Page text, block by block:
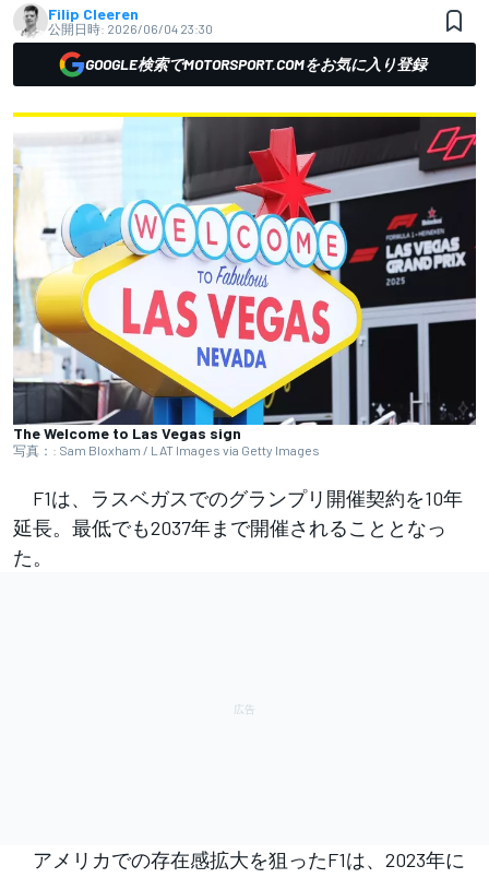
Filip Cleeren
公開日時: 2026/06/04 23:30
GOOGLE検索でMOTORSPORT.COMをお気に入り登録
The Welcome to Las Vegas sign
写真：: Sam Bloxham / LAT Images via Getty Images
F1は、ラスベガスでのグランプリ開催契約を10年
延長。最低でも2037年まで開催されることとなっ
た。
アメリカでの存在感拡大を狙ったF1は、2023年に